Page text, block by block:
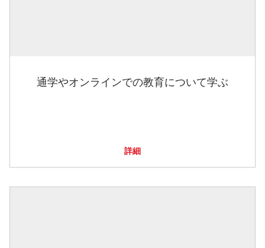
通学やオンラインでの教育について学ぶ
詳細